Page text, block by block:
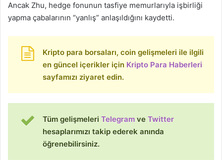
Ancak Zhu, hedge fonunun tasfiye memurlarıyla işbirliği
yapma çabalarının “yanlış” anlaşıldığını kaydetti.
Kripto para borsaları, coin gelişmeleri ile ilgili
en güncel içerikler için Kripto Para Haberleri
sayfamızı ziyaret edin.
Tüm gelişmeleri Telegram ve Twitter
hesaplarımızı takip ederek anında
öğrenebilirsiniz.